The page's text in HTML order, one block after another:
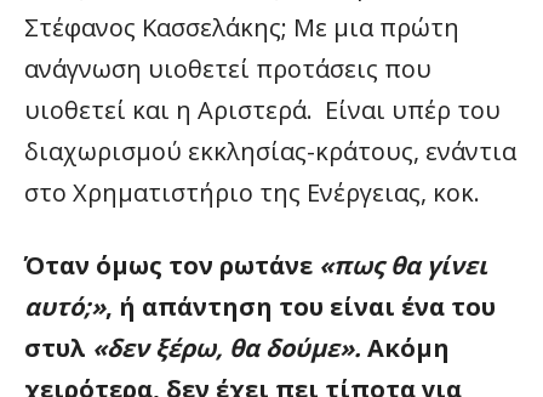
Στέφανος Κασσελάκης; Με μια πρώτη
ανάγνωση υιοθετεί προτάσεις που
υιοθετεί και η Αριστερά. Είναι υπέρ του
διαχωρισμού εκκλησίας-κράτους, ενάντια
στο Χρηματιστήριο της Ενέργειας, κοκ.
Όταν όμως τον ρωτάνε «πως θα γίνει
αυτό;», ή απάντηση του είναι ένα του
στυλ «δεν ξέρω, θα δούμε». Ακόμη
χειρότερα, δεν έχει πει τίποτα για